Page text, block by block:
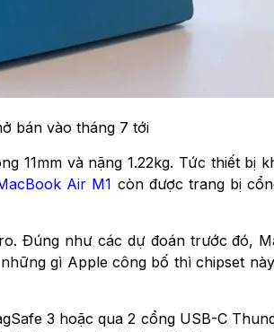
bán vào tháng 7 tới
11mm và nặng 1.22kg. Tức thiết bị
Air M1 còn được trang bị
Đúng như các dự đoán trước đó,
gì Apple công bố thì chipset
3 hoặc qua 2 cổng USB-C